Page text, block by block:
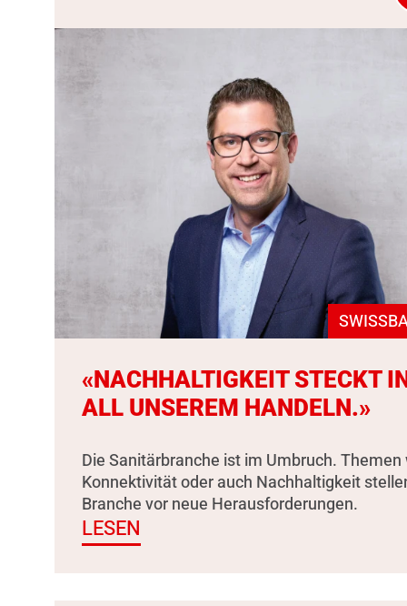
«NACHHALTIGKEIT STECKT
ALL UNSEREM HANDELN.»
Die Sanitärbranche ist im Umbruch. Themen
Konnektivität oder auch Nachhaltigkeit
Branche vor neue Herausforderungen.
LESEN